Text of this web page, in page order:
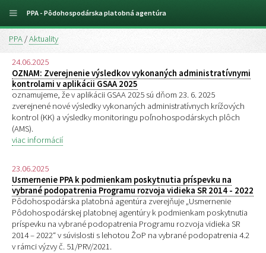
PPA /Aktuality
24.06.2025
OZNAM: Zverejnenie výsledkov vykonaných administratívnymi
kontrolami v aplikácii GSAA 2025
oznamujeme, že v aplikácii GSAA 2025 sú dňom 23. 6. 2025
zverejnené nové výsledky vykonaných administratívnych krížových
kontrol (KK) a výsledky monitoringu poľnohospodárskych plôch
(AMS).
viac informácií
23.06.2025
Usmernenie PPA k podmienkam poskytnutia príspevku na
vybrané podopatrenia Programu rozvoja vidieka SR 2014 - 2022
Pôdohospodárska platobná agentúra zverejňuje „Usmernenie
Pôdohospodárskej platobnej agentúry k podmienkam poskytnutia
príspevku na vybrané podopatrenia Programu rozvoja vidieka SR
2014 – 2022“ v súvislosti s lehotou ŽoP na vybrané podopatrenia 4.2
v rámci výzvy č. 51/PRV/2021.
PPA - Pôdohospodárska platobná agentúra